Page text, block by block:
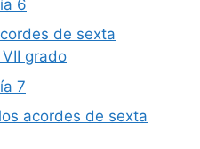
6
de sexta
grado
7
acordes de sexta